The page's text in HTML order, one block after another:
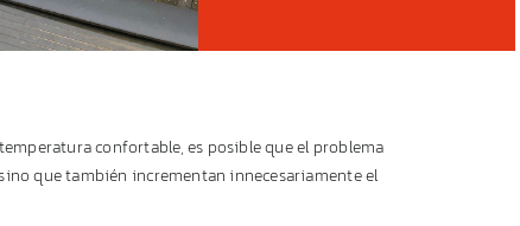
confortable, es posible que el problema
que también incrementan innecesariamente el